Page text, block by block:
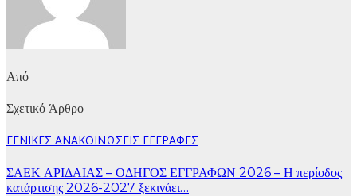
Από
Σχετικό Άρθρο
ΓΕΝΙΚΕΣ ΑΝΑΚΟΙΝΩΣΕΙΣ ΕΓΓΡΑΦΕΣ
ΣΑΕΚ ΑΡΙΔΑΙΑΣ – ΟΔΗΓΟΣ ΕΓΓΡΑΦΩΝ 2026 – Η περίοδος
κατάρτισης 2026-2027 ξεκινάει…